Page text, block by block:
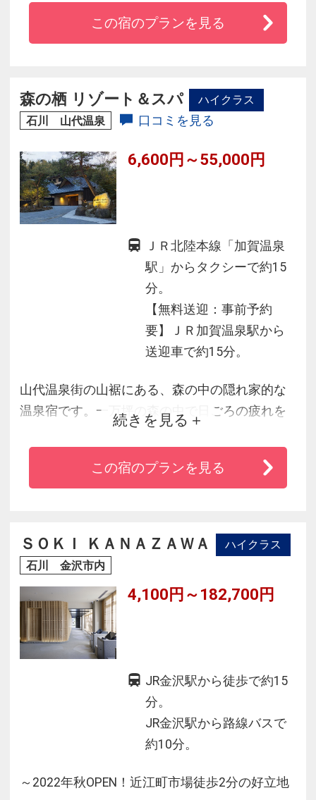
格的シティホテル。クラシックな趣のある格調
高い客室や洗練された味わいのレストランな
くつろぎのひとときをお届けいたします。
この宿のプランを見る
森の栖 リゾート＆スパ
ハイクラス
石川 山代温泉
口コミを見る
6,600円～55,000円
ＪＲ北陸本線「加賀温泉
駅」からタクシーで約15
分。
【無料送迎：事前予約
要】ＪＲ加賀温泉駅から
送迎車で約15分。
山代温泉街の山裾にある、森の中の隠れ家的な
温泉宿です。一万坪の森の中で日ごろの疲れを
癒やす大人のくつろぎ時間をお過ごしくださ
い。敷地内には「本館」と「別邸木もれび」の
館があり、各館には様々なタイプの客室があり
を凝らした湯船・サウナがある浴場「森の出で
湯」も自慢の一つです。
続きを見る
この宿のプランを見る
ＳＯＫＩ ＫＡＮＡＺＡＷＡ
ハイクラス
石川 金沢市内
4,100円～182,700円
JR金沢駅から徒歩で約15
分。
JR金沢駅から路線バスで
約10分。
～2022年秋OPEN！近江町市場徒歩2分の好立地